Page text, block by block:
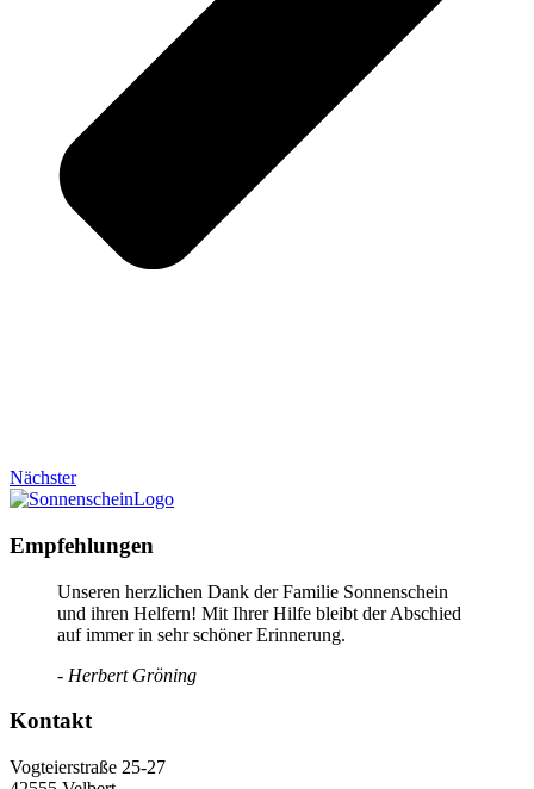
Nächster
Empfehlungen
Unseren herzlichen Dank der Familie Sonnenschein
und ihren Helfern! Mit Ihrer Hilfe bleibt der Abschied
auf immer in sehr schöner Erinnerung.
- Herbert Gröning
Kontakt
Vogteierstraße 25-27